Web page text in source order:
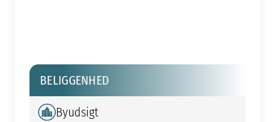
BELIGGENHED
Byudsigt